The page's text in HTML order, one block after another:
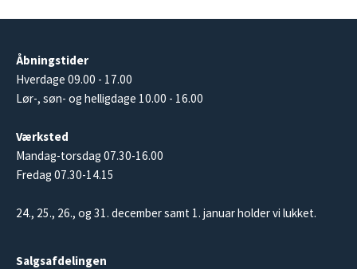
Åbningstider
Hverdage 09.00 - 17.00
Lør-, søn- og helligdage 10.00 - 16.00
Værksted
Mandag-torsdag 07.30-16.00
Fredag 07.30-14.15
24., 25., 26., og 31. december samt 1. januar holder vi lukket.
Salgsafdelingen